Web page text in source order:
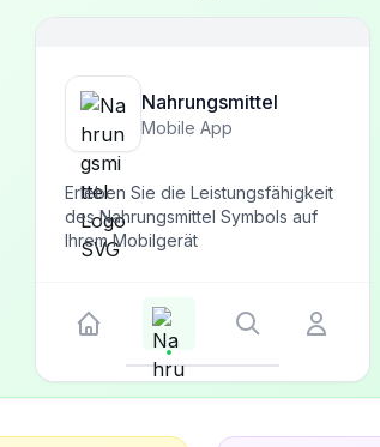
Nahrungsmittel
Mobile App
Erleben Sie die Leistungsfähigkeit
des Nahrungsmittel Symbols auf
Ihrem Mobilgerät